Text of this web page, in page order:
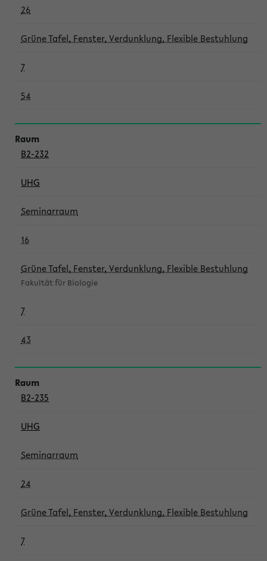
26
Grüne Tafel, Fenster, Verdunklung, Flexible Bestuhlung
7
54
B2-232
UHG
Seminarraum
16
Grüne Tafel, Fenster, Verdunklung, Flexible Bestuhlung
Fakultät für Biologie
7
43
B2-235
UHG
Seminarraum
24
Grüne Tafel, Fenster, Verdunklung, Flexible Bestuhlung
7